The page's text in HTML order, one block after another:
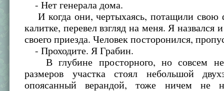
- Нет генерала дома.
И когда они, чертыхаясь, потащили свою
калитке, перевел взгляд на меня. Я назвался
своего приезда. Человек посторонился,
- Проходите. Я Грабин.
В глубине просторного, но совсем не
размеров участка стоял небольшой
опоясанный верандой, тоже ничем не